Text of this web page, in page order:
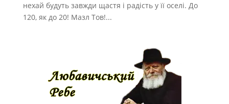
нехай будуть завжди щастя і радість у її оселі. До
120, як до 20! Мазл Тов!...